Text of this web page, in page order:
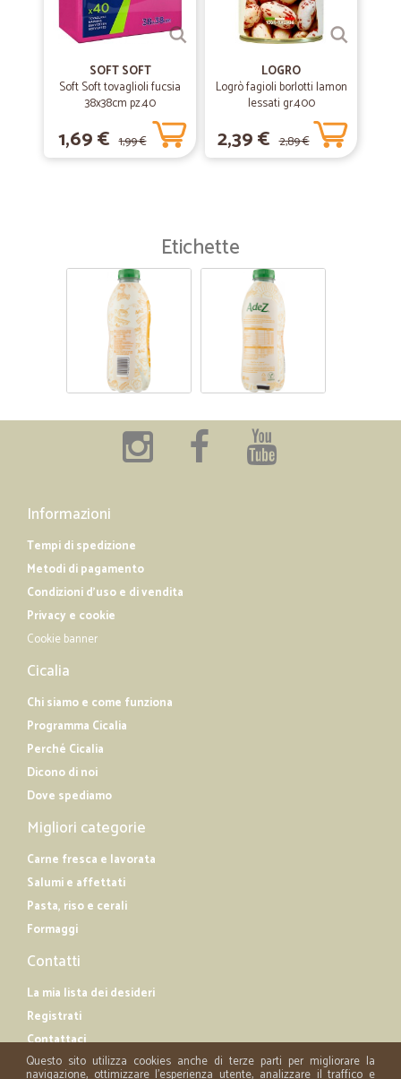
SOFT SOFT
Soft Soft tovaglioli fucsia
38x38cm pz.40
1,69 € 1,99 €
LOGRO
Logrò fagioli borlotti lamon
lessati gr.400
2,39 € 2,89 €
Etichette
Informazioni
Tempi di spedizione
Metodi di pagamento
Condizioni d'uso e di vendita
Privacy e cookie
Cookie banner
Cicalia
Chi siamo e come funziona
Programma Cicalia
Perché Cicalia
Dicono di noi
Dove spediamo
Migliori categorie
Carne fresca e lavorata
Salumi e affettati
Pasta, riso e cerali
Formaggi
Contatti
La mia lista dei desideri
Registrati
Contattaci
Questo sito utilizza cookies anche di terze parti per migliorare la
navigazione, ottimizzare l'esperienza utente, analizzare il traffico e